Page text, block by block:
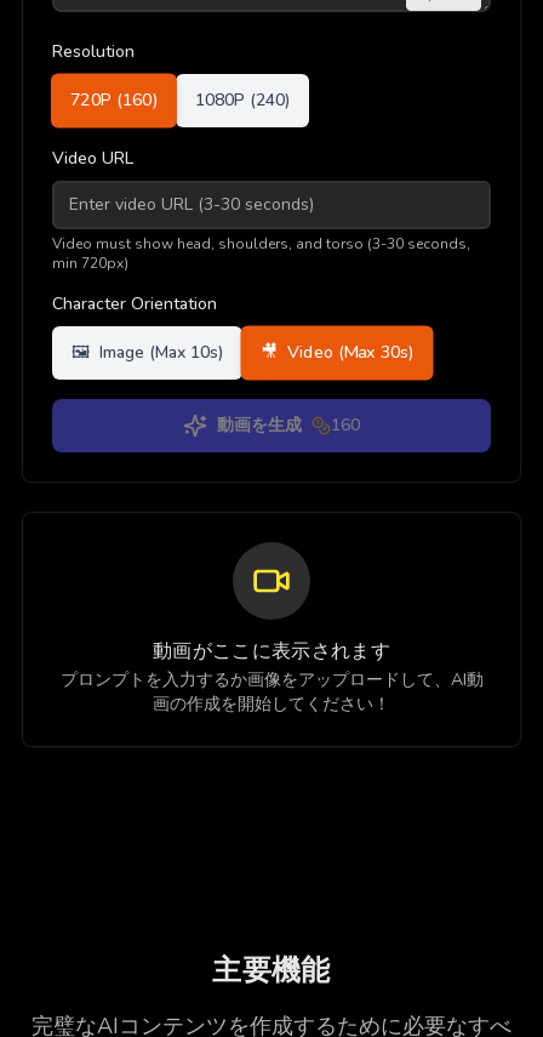
Resolution
720P (160) 1080P (240)
Video URL
Video must show head, shoulders, and torso (3-30 seconds,
min 720px)
Character Orientation
🖼️ Image (Max 10s) 🎥 Video (Max 30s)
動画を生成 160
動画がここに表示されます
プロンプトを入力するか画像をアップロードして、AI動
画の作成を開始してください！
主要機能
完璧なAIコンテンツを作成するために必要なすべ